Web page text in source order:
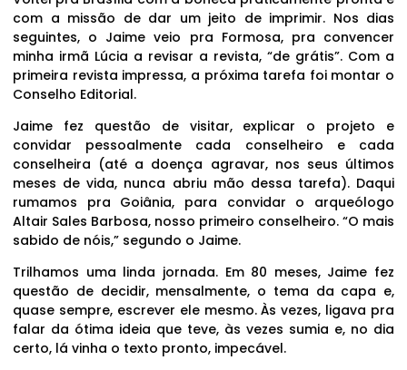
com a missão de dar um jeito de imprimir. Nos dias
seguintes, o Jaime veio pra Formosa, pra convencer
minha irmã Lúcia a revisar a revista, “de grátis”. Com a
primeira revista impressa, a próxima tarefa foi montar o
Conselho Editorial.
Jaime fez questão de visitar, explicar o projeto e
convidar pessoalmente cada conselheiro e cada
conselheira (até a doença agravar, nos seus últimos
meses de vida, nunca abriu mão dessa tarefa). Daqui
rumamos pra Goiânia, para convidar o arqueólogo
Altair Sales Barbosa, nosso primeiro conselheiro. “O mais
sabido de nóis,” segundo o Jaime.
Trilhamos uma linda jornada. Em 80 meses, Jaime fez
questão de decidir, mensalmente, o tema da capa e,
quase sempre, escrever ele mesmo. Às vezes, ligava pra
falar da ótima ideia que teve, às vezes sumia e, no dia
certo, lá vinha o texto pronto, impecável.